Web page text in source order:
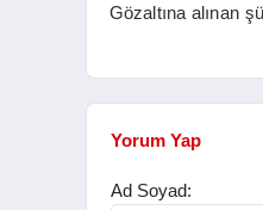
Gözaltına alınan
Yorum Yap
Ad Soyad: